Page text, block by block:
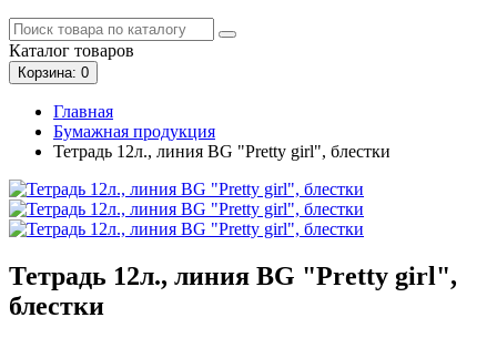
Каталог товаров
Корзина: 0
Главная
Бумажная продукция
Тетрадь 12л., линия BG "Pretty girl", блестки
Тетрадь 12л., линия BG "Pretty girl",
блестки